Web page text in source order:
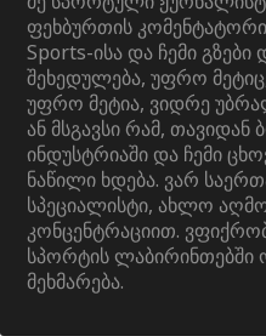
ფეხბურთის
Sports-ისა და ჩემი გზები
შეხედულება, უფრო
უფრო მეტია, ვიდრე
ან მსგავსი რამ,
ინდუსტრიაში და ჩემი
ნაწილი ხდება. ვარ
სპეციალისტი, ახლო
კონცენტრაციით.
სპორტის ლაბირინთებში
მეხმარება.